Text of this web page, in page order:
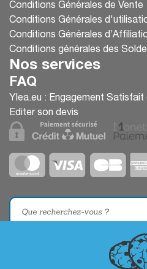
Conditions Générales de Vente
Conditions Générales
Conditions Générales
Conditions générales des
Nos services
FAQ
Ylea.eu : Engagement Satisfait
Editer son devis